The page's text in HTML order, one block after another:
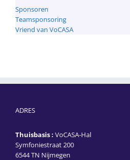
Sponsoren
Teamsponsoring
Vriend van VoCASA
ADRES
Thuisbasis : VoCASA-Hal
Symfoniestraat 200
6544 TN Nijmegen